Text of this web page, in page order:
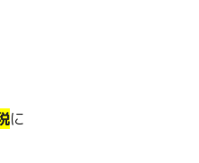
に